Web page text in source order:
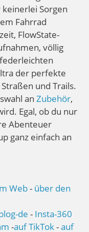
Sorgen
Fahrrad
FlowState-
völlig
der perfekte
und Trails.
an Zubehör,
Egal, ob du nur
Abenteuer
ganz einfach an
Web- über den
de - Insta-360
-auf TikTok-auf